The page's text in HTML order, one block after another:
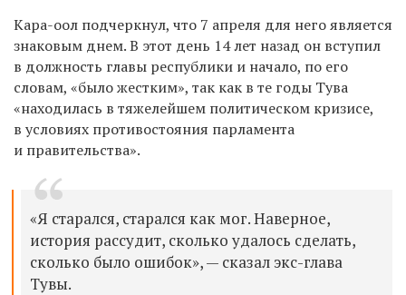
Кара-оол подчеркнул, что 7 апреля для него является
знаковым днем. В этот день 14 лет назад он вступил
в должность главы республики и начало, по его
словам, «было жестким», так как в те годы Тува
«находилась в тяжелейшем политическом кризисе,
в условиях противостояния парламента
и правительства».
«Я старался, старался как мог. Наверное,
история рассудит, сколько удалось сделать,
сколько было ошибок», — сказал экс-глава
Тувы.